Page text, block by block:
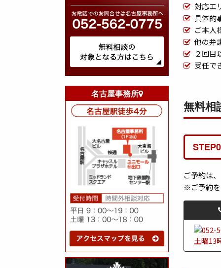
対応エ
具体的
ご本人
他の弁
２回目
受任で
無料相
ご予約は
※ご予約を
名古屋事務所